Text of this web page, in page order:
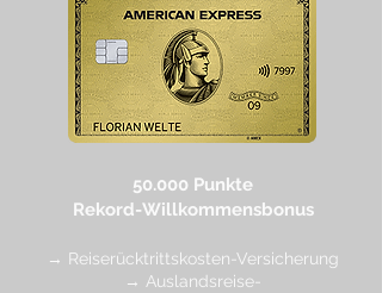
50.000 Punkte
Rekord-Willkommensbonus
→ Reiserücktrittskosten-Versicherung
→ Auslandsreise-